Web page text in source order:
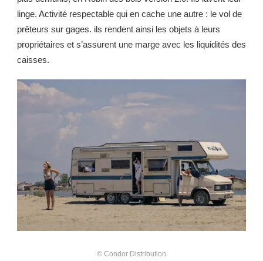
linge. Activité respectable qui en cache une autre : le vol de
prêteurs sur gages. ils rendent ainsi les objets à leurs
propriétaires et s’assurent une marge avec les liquidités des
caisses.
© Condor Distribution